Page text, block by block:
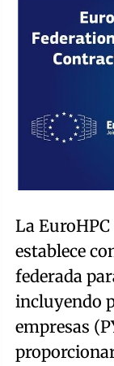
La
establece
federada
incluyendo
empresas